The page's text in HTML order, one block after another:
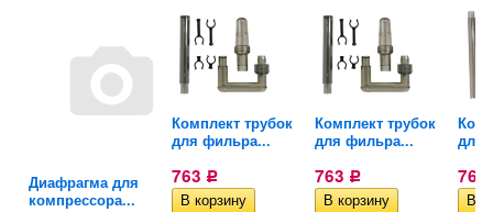
Диафрагма для
компрессора...
Комплект трубок
для фильра...
763 Р
Комплект трубок
для фильра...
763 Р
для
763